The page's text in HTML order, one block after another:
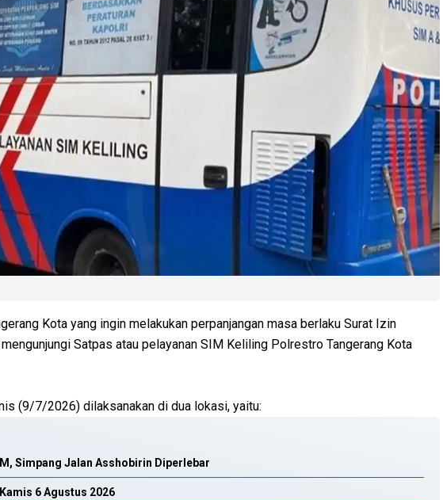
Kota yang ingin melakukan perpanjangan masa berlaku Surat Izin
Satpas atau pelayanan SIM Keliling Polrestro Tangerang Kota
(9/7/2026) dilaksanakan di dua lokasi, yaitu:
Simpang Jalan Asshobirin Diperlebar
6 Agustus 2026